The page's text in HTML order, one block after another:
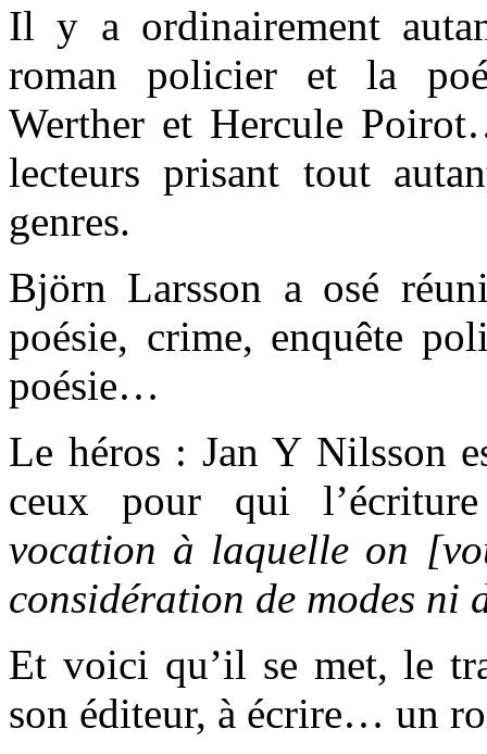
Il y a ordinairement
roman policier et la
Werther et Hercule
lecteurs prisant tout
genres.
Björn Larsson a osé
poésie, crime, enquête
poésie…
Le héros : Jan Y Nilsson
ceux pour qui
vocation à laquelle on
considération de modes ni
Et voici qu’il se met, le
son éditeur, à écrire… un